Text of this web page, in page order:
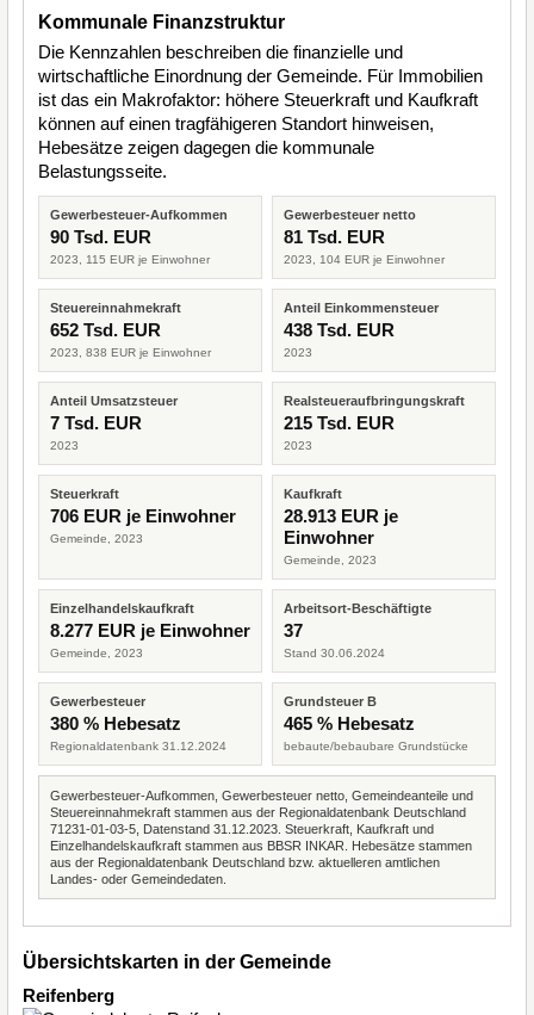
Kommunale Finanzstruktur
Die Kennzahlen beschreiben die finanzielle und
wirtschaftliche Einordnung der Gemeinde. Für Immobilien
ist das ein Makrofaktor: höhere Steuerkraft und Kaufkraft
können auf einen tragfähigeren Standort hinweisen,
Hebesätze zeigen dagegen die kommunale
Belastungsseite.
Gewerbesteuer-Aufkommen
90 Tsd. EUR
2023, 115 EUR je Einwohner
Gewerbesteuer netto
81 Tsd. EUR
2023, 104 EUR je Einwohner
Steuereinnahmekraft
652 Tsd. EUR
2023, 838 EUR je Einwohner
Anteil Einkommensteuer
438 Tsd. EUR
2023
Anteil Umsatzsteuer
7 Tsd. EUR
2023
Realsteueraufbringungskraft
215 Tsd. EUR
2023
Steuerkraft
706 EUR je Einwohner
Gemeinde, 2023
Kaufkraft
28.913 EUR je
Einwohner
Gemeinde, 2023
Einzelhandelskaufkraft
8.277 EUR je Einwohner
Gemeinde, 2023
Arbeitsort-Beschäftigte
37
Stand 30.06.2024
Gewerbesteuer
380 % Hebesatz
Regionaldatenbank 31.12.2024
Grundsteuer B
465 % Hebesatz
bebaute/bebaubare Grundstücke
Gewerbesteuer-Aufkommen, Gewerbesteuer netto, Gemeindeanteile und
Steuereinnahmekraft stammen aus der Regionaldatenbank Deutschland
71231-01-03-5, Datenstand 31.12.2023. Steuerkraft, Kaufkraft und
Einzelhandelskaufkraft stammen aus BBSR INKAR. Hebesätze stammen
aus der Regionaldatenbank Deutschland bzw. aktuelleren amtlichen
Landes- oder Gemeindedaten.
Übersichtskarten in der Gemeinde
Reifenberg